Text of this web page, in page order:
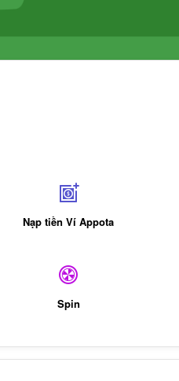
Nạp tiền Ví Appota
Spin